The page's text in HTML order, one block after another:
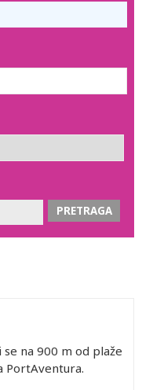
na 900 m od plaže
PortAventura.